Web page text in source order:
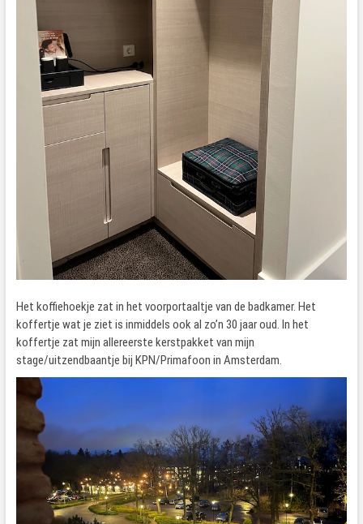
Het koffiehoekje zat in het voorportaaltje van de badkamer. Het
koffertje wat je ziet is inmiddels ook al zo’n 30 jaar oud. In het
koffertje zat mijn allereerste kerstpakket van mijn
stage/uitzendbaantje bij KPN/Primafoon in Amsterdam.